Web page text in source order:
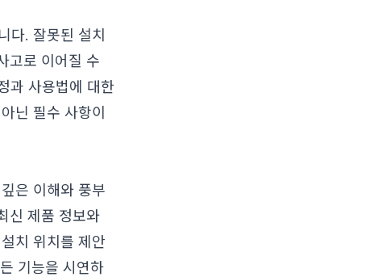
다. 잘못된 설치
고로 이어질 수
과 사용법에 대한
닌 필수 사항이
은 이해와 풍부
신 제품 정보와
치 위치를 제안
기능을 시연하